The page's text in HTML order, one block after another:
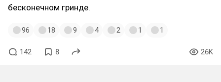
бесконечном гринде.
96 18 9 4 2 1 1
142 8 26K